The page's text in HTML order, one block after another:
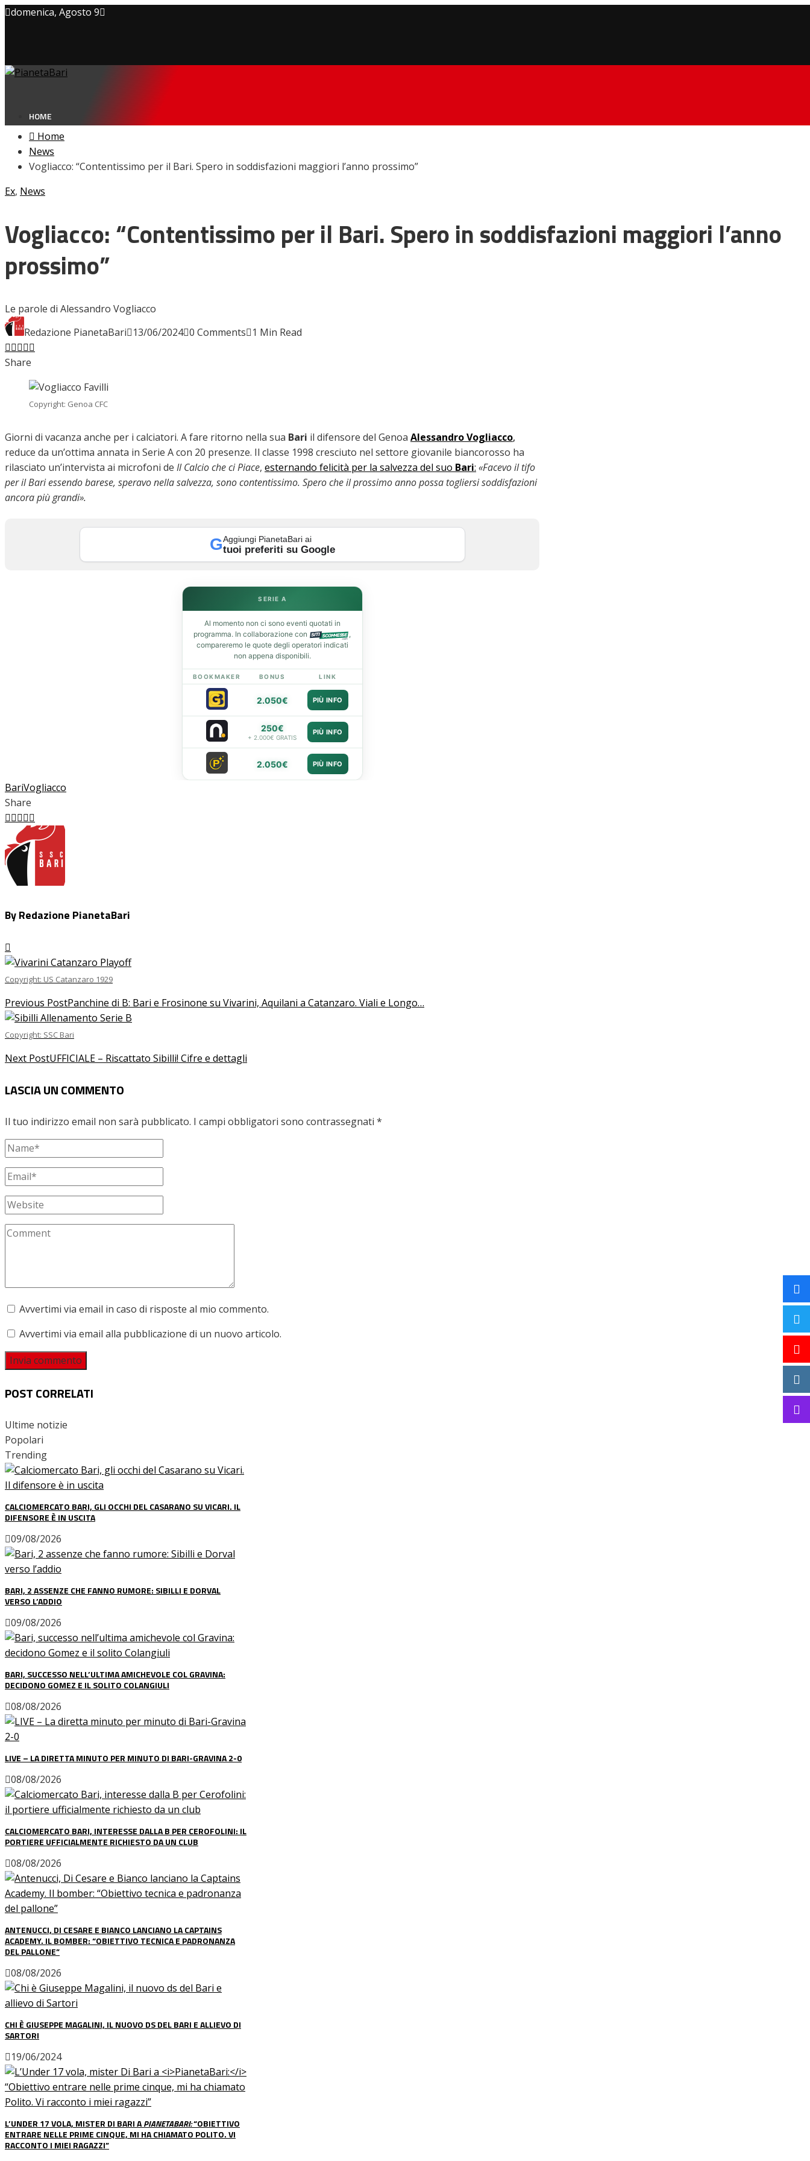
domenica, Agosto 9
Cookie Policy
HOME
NEWS
Giovanili
Le pagelle
FOCUS
CALCIOMERCATO
Home
News
Vogliacco: “Contentissimo per il Bari. Spero in soddisfazioni maggiori l’anno prossimo”
Ex, News
Vogliacco: “Contentissimo per il Bari. Spero in soddisfazioni maggiori l’anno
prossimo”
Le parole di Alessandro Vogliacco
Redazione PianetaBari 13/06/2024 0 Comments 1 Min Read
Facebook
Twitter
LinkedIn
Pinterest
Stumbleupon
Share
Copyright: Genoa CFC
Giorni di vacanza anche per i calciatori. A fare ritorno nella sua Bari il difensore del Genoa Alessandro Vogliacco,
reduce da un’ottima annata in Serie A con 20 presenze. Il classe 1998 cresciuto nel settore giovanile biancorosso ha
rilasciato un’intervista ai microfoni de Il Calcio che ci Piace, esternando felicità per la salvezza del suo Bari: «Facevo il tifo
per il Bari essendo barese, speravo nella salvezza, sono contentissimo. Spero che il prossimo anno possa togliersi soddisfazioni
ancora più grandi».
GAggiungi PianetaBari ai
tuoi preferiti su Google
SERIE A
Al momento non ci sono eventi quotati in
programma. In collaborazione con
,
compareremo le quote degli operatori indicati
non appena disponibili.
BOOKMAKER BONUS LINK
2.050€ PIÙ INFO
250€
+ 2.000€ GRATIS
PIÙ INFO
2.050€ PIÙ INFO
BariVogliacco
Share
Facebook
Twitter
LinkedIn
Pinterest
Stumbleupon
By Redazione PianetaBari
Copyright: US Catanzaro 1929
Previous PostPanchine di B: Bari e Frosinone su Vivarini, Aquilani a Catanzaro. Viali e Longo…
Copyright: SSC Bari
Next PostUFFICIALE – Riscattato Sibilli! Cifre e dettagli
LASCIA UN COMMENTO
Il tuo indirizzo email non sarà pubblicato. I campi obbligatori sono contrassegnati *
Avvertimi via email in caso di risposte al mio commento.
Avvertimi via email alla pubblicazione di un nuovo articolo.
POST CORRELATI
Ultime notizie
Popolari
Trending
CALCIOMERCATO BARI, GLI OCCHI DEL CASARANO SU VICARI. IL
DIFENSORE È IN USCITA
09/08/2026
BARI, 2 ASSENZE CHE FANNO RUMORE: SIBILLI E DORVAL
VERSO L’ADDIO
09/08/2026
BARI, SUCCESSO NELL’ULTIMA AMICHEVOLE COL GRAVINA:
DECIDONO GOMEZ E IL SOLITO COLANGIULI
08/08/2026
LIVE – LA DIRETTA MINUTO PER MINUTO DI BARI-GRAVINA 2-0
08/08/2026
CALCIOMERCATO BARI, INTERESSE DALLA B PER CEROFOLINI: IL
PORTIERE UFFICIALMENTE RICHIESTO DA UN CLUB
08/08/2026
ANTENUCCI, DI CESARE E BIANCO LANCIANO LA CAPTAINS
ACADEMY. IL BOMBER: “OBIETTIVO TECNICA E PADRONANZA
DEL PALLONE”
08/08/2026
CHI È GIUSEPPE MAGALINI, IL NUOVO DS DEL BARI E ALLIEVO DI
SARTORI
19/06/2024
L’UNDER 17 VOLA, MISTER DI BARI APIANETABARI:“OBIETTIVO
ENTRARE NELLE PRIME CINQUE, MI HA CHIAMATO POLITO. VI
RACCONTO I MIEI RAGAZZI”